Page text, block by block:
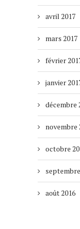
avril 2017
mars 2017
février
janvier
décembre
novembre
octobre
août 2016